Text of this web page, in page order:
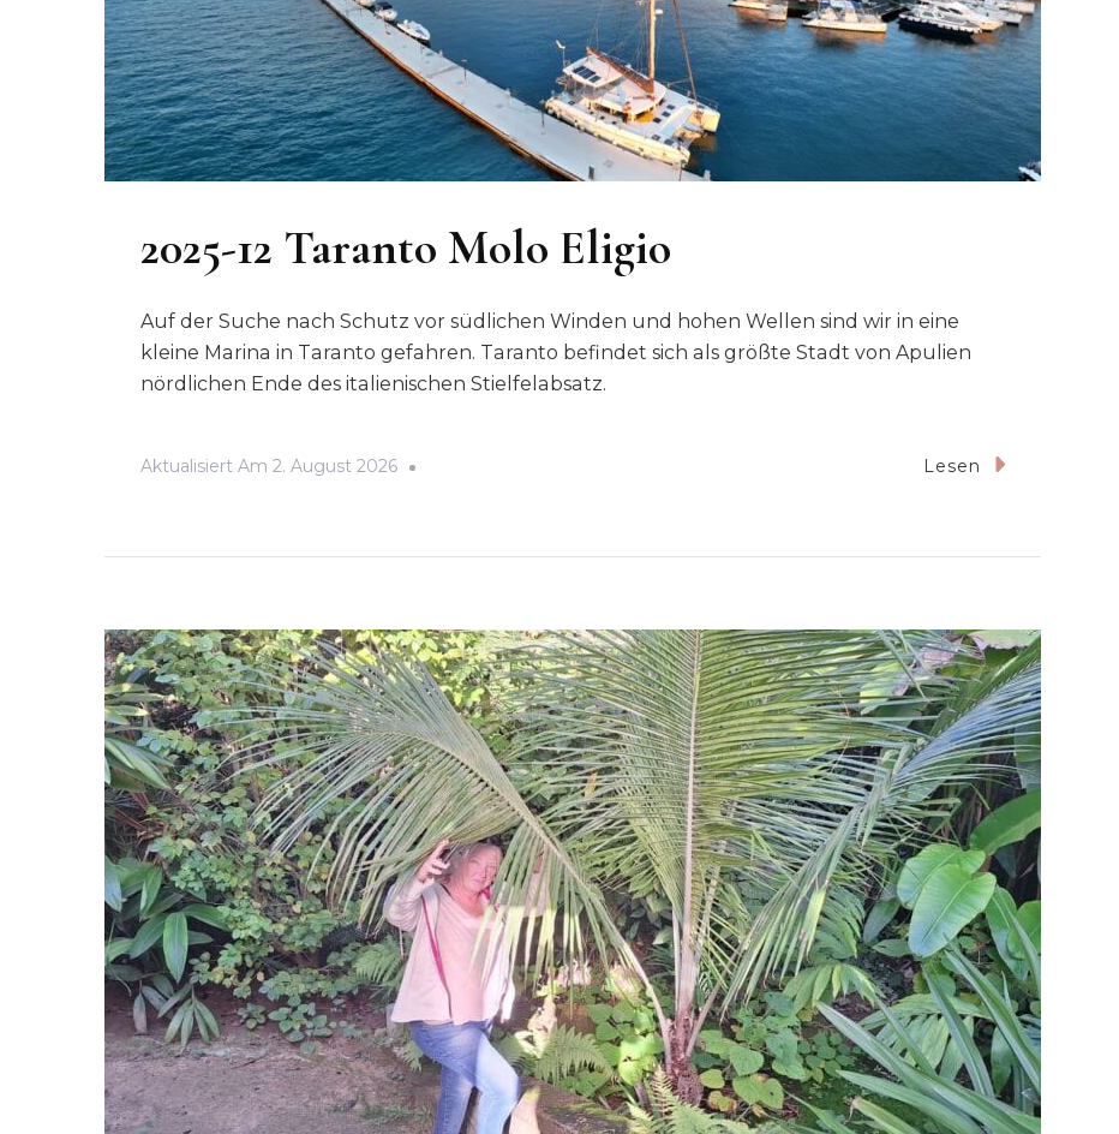
2025-12 Taranto Molo Eligio
Auf der Suche nach Schutz vor südlichen Winden und hohen Wellen sind wir in eine
kleine Marina in Taranto gefahren. Taranto befindet sich als größte Stadt von Apulien
nördlichen Ende des italienischen Stielfelabsatz.
Aktualisiert Am 2. August 2026 Lesen